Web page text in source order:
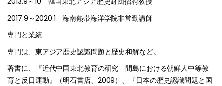
2017.9～2020.1 海南熱帯海洋学院非常勤講師
専門と業績
専門は、東アジア歴史認識問題と歴史和解など。
著書に、『近代中国東北教育の研究―間島における朝鮮人中等教
育と反日運動』（明石書店、2009）、『日本の歴史認識問題と国